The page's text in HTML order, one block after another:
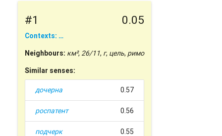
#1 0.05
Contexts: …
Neighbours: км², 26/11, г, цель, римо
Similar senses:
дочерна 0.57
роспатент 0.56
подчерк 0.55